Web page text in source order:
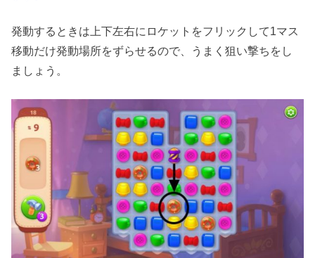
発動するときは上下左右にロケットをフリックして1マス
移動だけ発動場所をずらせるので、うまく狙い撃ちをし
ましょう。